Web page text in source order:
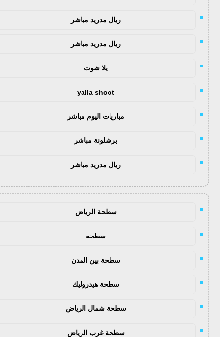
ريال مدريد مباشر
ريال مدريد مباشر
يلا شوت
yalla shoot
مباريات اليوم مباشر
برشلونة مباشر
ريال مدريد مباشر
سطحة الرياض
سطحه
سطحة بين المدن
سطحة هيدروليك
سطحة شمال الرياض
سطحة غرب الرياض